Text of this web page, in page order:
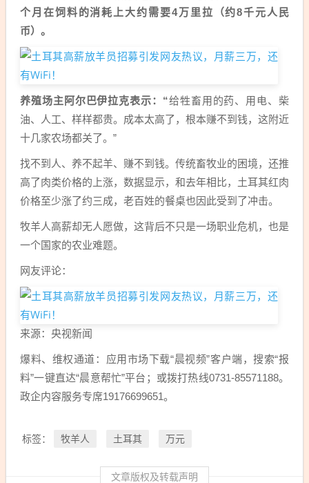
个月在饲料的消耗上大约需要4万里拉（约8千元人民
币）。
养殖场主阿尔巴伊拉克表示：“给牲畜用的药、用电、柴
油、人工、样样都贵。成本太高了，根本赚不到钱，这附近
十几家农场都关了。”
找不到人、养不起羊、赚不到钱。传统畜牧业的困境，还推
高了肉类价格的上涨，数据显示，和去年相比，土耳其红肉
价格至少涨了约三成，老百姓的餐桌也因此受到了冲击。
牧羊人高薪却无人愿做，这背后不只是一场职业危机，也是
一个国家的农业难题。
网友评论：
来源：央视新闻
爆料、维权通道：应用市场下载“晨视频”客户端，搜索“报
料”一键直达“晨意帮忙”平台；或拨打热线0731-85571188。
政企内容服务专席19176699651。
标签： 牧羊人 土耳其 万元
文章版权及转载声明